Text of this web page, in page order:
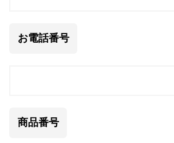
お電話番号
商品番号